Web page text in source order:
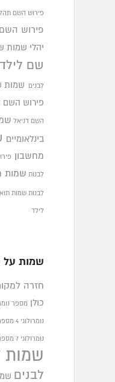
פירוש השם
פירוש
יהלי שמות
שם לילד
לבנים שמות
פירוש השם
השם דניאל
בינלאומיים
מחשבון
לבנות שמות
לבנות שמות
לילד
שמות על
חזרה
כולן מספר
נומרולוגי 4 מספר
נומרולוגי 7 מספר
שמות
לבנים